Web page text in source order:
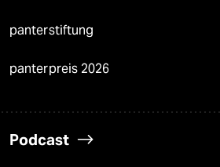
panterstiftung
panterpreis 2026
Podcast